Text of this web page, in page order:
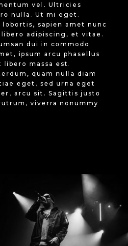
vel. Ultricies
nulla. Ut mi eget.
sapien amet nunc
adipiscing, et vitae.
dui in commodo
ipsum arcu phasellus
massa est.
quam nulla diam
eget, sed urna eget
arcu sit. Sagittis justo
viverra nonummy